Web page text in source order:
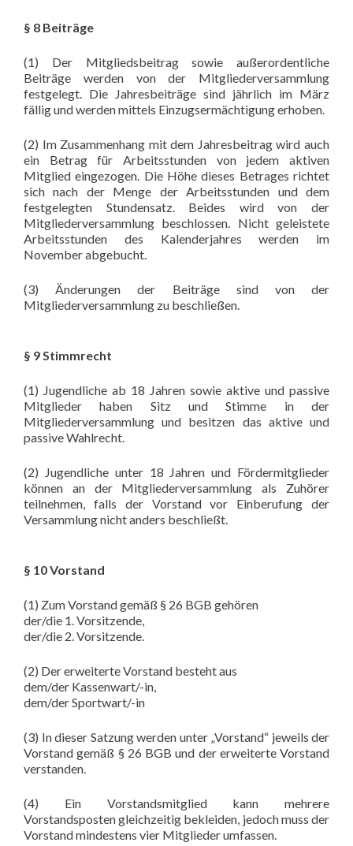
§ 8 Beiträge
(1) Der Mitgliedsbeitrag sowie außerordentliche
Beiträge werden von der Mitgliederversammlung
festgelegt. Die Jahresbeiträge sind jährlich im März
fällig und werden mittels Einzugsermächtigung erhoben.
(2) Im Zusammenhang mit dem Jahresbeitrag wird auch
ein Betrag für Arbeitsstunden von jedem aktiven
Mitglied eingezogen. Die Höhe dieses Betrages richtet
sich nach der Menge der Arbeitsstunden und dem
festgelegten Stundensatz. Beides wird von der
Mitgliederversammlung beschlossen. Nicht geleistete
Arbeitsstunden des Kalenderjahres werden im
November abgebucht.
(3) Änderungen der Beiträge sind von der
Mitgliederversammlung zu beschließen.
§ 9 Stimmrecht
(1) Jugendliche ab 18 Jahren sowie aktive und passive
Mitglieder haben Sitz und Stimme in der
Mitgliederversammlung und besitzen das aktive und
passive Wahlrecht.
(2) Jugendliche unter 18 Jahren und Fördermitglieder
können an der Mitgliederversammlung als Zuhörer
teilnehmen, falls der Vorstand vor Einberufung der
Versammlung nicht anders beschließt.
§ 10 Vorstand
(1) Zum Vorstand gemäß § 26 BGB gehören
der/die 1. Vorsitzende,
der/die 2. Vorsitzende.
(2) Der erweiterte Vorstand besteht aus
dem/der Kassenwart/-in,
dem/der Sportwart/-in
(3) In dieser Satzung werden unter „Vorstand“ jeweils der
Vorstand gemäß § 26 BGB und der erweiterte Vorstand
verstanden.
(4) Ein Vorstandsmitglied kann mehrere
Vorstandsposten gleichzeitig bekleiden, jedoch muss der
Vorstand mindestens vier Mitglieder umfassen.